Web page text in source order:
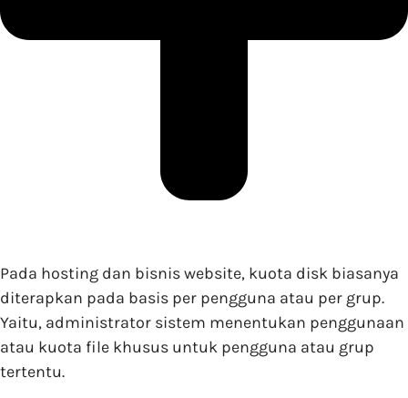
Pada hosting dan bisnis website, kuota disk biasanya
diterapkan pada basis per pengguna atau per grup.
Yaitu, administrator sistem menentukan penggunaan
atau kuota file khusus untuk pengguna atau grup
tertentu.